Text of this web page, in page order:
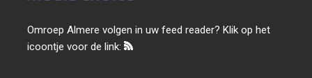
Omroep Almere volgen in uw feed reader? Klik op het
icoontje voor de link: